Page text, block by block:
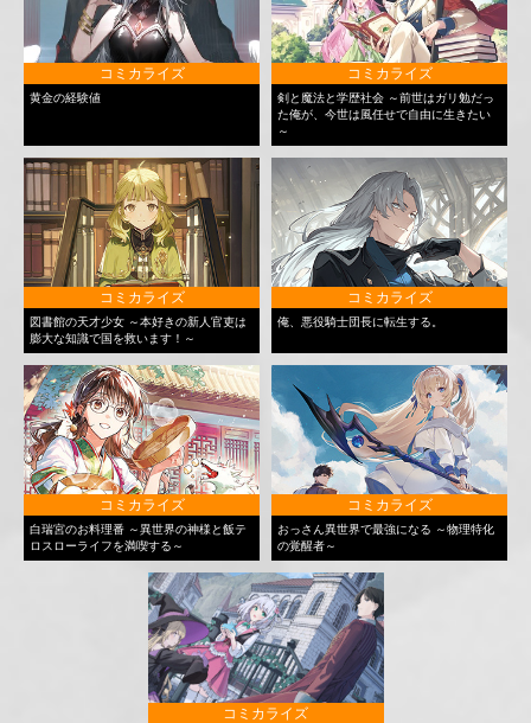
コミカライズ
黄金の経験値
コミカライズ
剣と魔法と学歴社会 ～前世はガリ勉だっ
た俺が、今世は風任せで自由に生きたい
～
コミカライズ
図書館の天才少女 ～本好きの新人官吏は
膨大な知識で国を救います！～
コミカライズ
俺、悪役騎士団長に転生する。
コミカライズ
白瑞宮のお料理番 ～異世界の神様と飯テ
ロスローライフを満喫する～
コミカライズ
おっさん異世界で最強になる ～物理特化
の覚醒者～
コミカライズ